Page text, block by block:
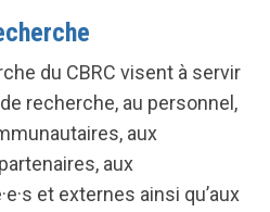
du CBRC visent à servir
recherche, au personnel,
aux
aux
et externes ainsi qu’aux